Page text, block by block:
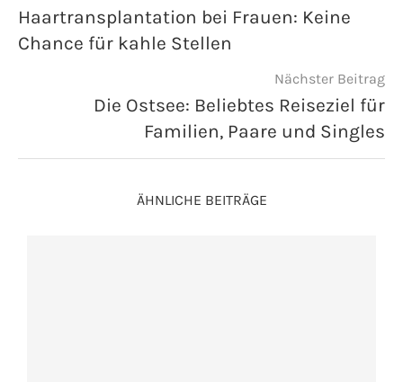
Haartransplantation bei Frauen: Keine
Chance für kahle Stellen
Nächster Beitrag
Die Ostsee: Beliebtes Reiseziel für
Familien, Paare und Singles
ÄHNLICHE BEITRÄGE